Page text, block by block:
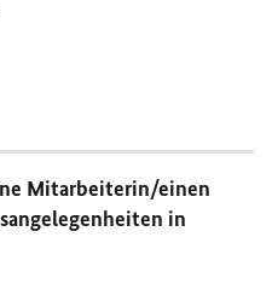
Mitarbeiterin/einen
in